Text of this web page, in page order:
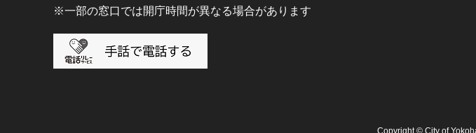
※一部の窓口では開庁時間が異なる場合があります
Copyright © City of